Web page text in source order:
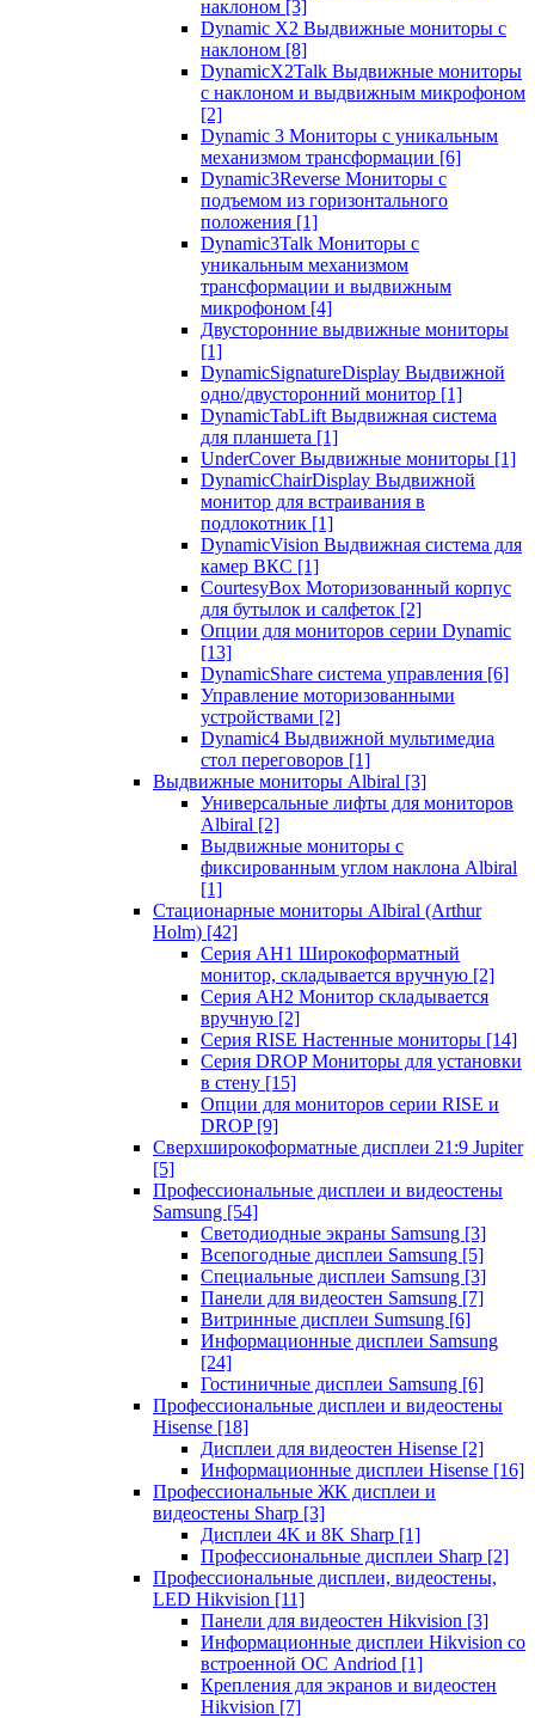
наклоном [3]
Dynamic X2 Выдвижные мониторы с
наклоном [8]
DynamicX2Talk Выдвижные мониторы
с наклоном и выдвижным микрофоном
[2]
Dynamic 3 Мониторы с уникальным
механизмом трансформации [6]
Dynamic3Reverse Мониторы с
подъемом из горизонтального
положения [1]
Dynamic3Talk Мониторы с
уникальным механизмом
трансформации и выдвижным
микрофоном [4]
Двусторонние выдвижные мониторы
[1]
DynamicSignatureDisplay Выдвижной
одно/двусторонний монитор [1]
DynamicTabLift Выдвижная система
для планшета [1]
UnderCover Выдвижные мониторы [1]
DynamicChairDisplay Выдвижной
монитор для встраивания в
подлокотник [1]
DynamicVision Выдвижная система для
камер ВКС [1]
CourtesyBox Моторизованный корпус
для бутылок и салфеток [2]
Опции для мониторов серии Dynamic
[13]
DynamicShare система управления [6]
Управление моторизованными
устройствами [2]
Dynamic4 Выдвижной мультимедиа
стол переговоров [1]
Выдвижные мониторы Albiral [3]
Универсальные лифты для мониторов
Albiral [2]
Выдвижные мониторы с
фиксированным углом наклона Albiral
[1]
Стационарные мониторы Albiral (Arthur
Holm) [42]
Серия AH1 Широкоформатный
монитор, складывается вручную [2]
Серия AH2 Монитор складывается
вручную [2]
Серия RISE Настенные мониторы [14]
Серия DROP Мониторы для установки
в стену [15]
Опции для мониторов серии RISE и
DROP [9]
Сверхширокоформатные дисплеи 21:9 Jupiter
[5]
Профессиональные дисплеи и видеостены
Samsung [54]
Светодиодные экраны Samsung [3]
Всепогодные дисплеи Samsung [5]
Специальные дисплеи Samsung [3]
Панели для видеостен Samsung [7]
Витринные дисплеи Sumsung [6]
Информационные дисплеи Samsung
[24]
Гостиничные дисплеи Samsung [6]
Профессиональные дисплеи и видеостены
Hisense [18]
Дисплеи для видеостен Hisense [2]
Информационные дисплеи Hisense [16]
Профессиональные ЖК дисплеи и
видеостены Sharp [3]
Дисплеи 4K и 8K Sharp [1]
Профессиональные дисплеи Sharp [2]
Профессиональные дисплеи, видеостены,
LED Hikvision [11]
Панели для видеостен Hikvision [3]
Информационные дисплеи Hikvision со
встроенной ОС Andriod [1]
Крепления для экранов и видеостен
Hikvision [7]